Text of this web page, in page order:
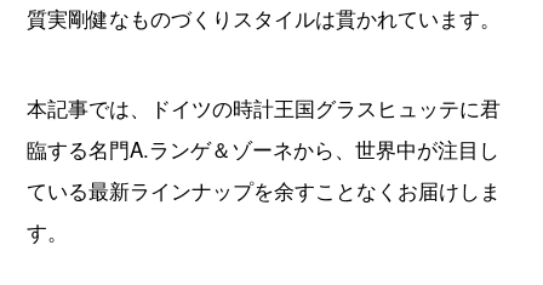
腕時計メンテナンス大全
腕時計クイズ
監修者一覧
質実剛健なものづくりスタイルは貫かれています。
本記事では、ドイツの時計王国グラスヒュッテに君
臨する名門A.ランゲ＆ゾーネから、世界中が注目し
ている最新ラインナップを余すことなくお届けしま
す。